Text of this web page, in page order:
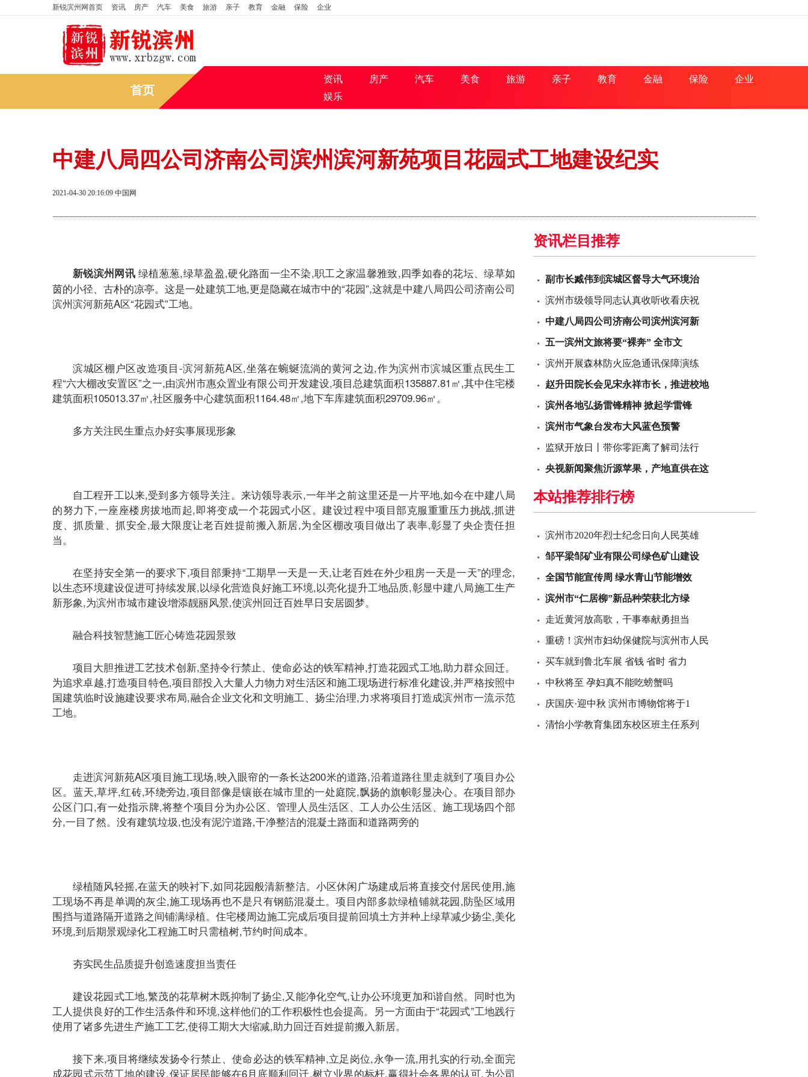
新锐滨州网首页 资讯 房产 汽车 美食 旅游 亲子 教育 金融 保险 企业
首页
资讯 房产 汽车 美食 旅游 亲子 教育 金融 保险
企业
娱乐
中建八局四公司济南公司滨州滨河新苑项目花园式工地建设纪实
2021-04-30 20:16:09 中国网
新锐滨州网讯绿植葱葱,绿草盈盈,硬化路面一尘不染,职工之家温馨雅致,四季如春的花坛、绿草如
茵的小径、古朴的凉亭。这是一处建筑工地,更是隐藏在城市中的“花园”,这就是中建八局四公司济南公司
滨州滨河新苑A区“花园式”工地。
滨城区棚户区改造项目-滨河新苑A区,坐落在蜿蜒流淌的黄河之边,作为滨州市滨城区重点民生工
程“六大棚改安置区”之一,由滨州市惠众置业有限公司开发建设,项目总建筑面积135887.81㎡,其中住宅楼
建筑面积105013.37㎡,社区服务中心建筑面积1164.48㎡,地下车库建筑面积29709.96㎡。
多方关注民生重点办好实事展现形象
自工程开工以来,受到多方领导关注。来访领导表示,一年半之前这里还是一片平地,如今在中建八局
的努力下,一座座楼房拔地而起,即将变成一个花园式小区。建设过程中项目部克服重重压力挑战,抓进
度、抓质量、抓安全,最大限度让老百姓提前搬入新居,为全区棚改项目做出了表率,彰显了央企责任担
当。
在坚持安全第一的要求下,项目部秉持“工期早一天是一天,让老百姓在外少租房一天是一天”的理念,
以生态环境建设促进可持续发展,以绿化营造良好施工环境,以亮化提升工地品质,彰显中建八局施工生产
新形象,为滨州市城市建设增添靓丽风景,使滨州回迁百姓早日安居圆梦。
融合科技智慧施工匠心铸造花园景致
项目大胆推进工艺技术创新,坚持令行禁止、使命必达的铁军精神,打造花园式工地,助力群众回迁。
为追求卓越,打造项目特色,项目部投入大量人力物力对生活区和施工现场进行标准化建设,并严格按照中
国建筑临时设施建设要求布局,融合企业文化和文明施工、扬尘治理,力求将项目打造成滨州市一流示范
工地。
走进滨河新苑A区项目施工现场,映入眼帘的一条长达200米的道路,沿着道路往里走就到了项目办公
区。蓝天,草坪,红砖,环绕旁边,项目部像是镶嵌在城市里的一处庭院,飘扬的旗帜彰显决心。在项目部办
公区门口,有一处指示牌,将整个项目分为办公区、管理人员生活区、工人办公生活区、施工现场四个部
分,一目了然。没有建筑垃圾,也没有泥泞道路,干净整洁的混凝土路面和道路两旁的
绿植随风轻摇,在蓝天的映衬下,如同花园般清新整洁。小区休闲广场建成后将直接交付居民使用,施
工现场不再是单调的灰尘,施工现场再也不是只有钢筋混凝土。项目内部多款绿植铺就花园,防坠区域用
围挡与道路隔开道路之间铺满绿植。住宅楼周边施工完成后项目提前回填土方并种上绿草减少扬尘,美化
环境,到后期景观绿化工程施工时只需植树,节约时间成本。
夯实民生品质提升创造速度担当责任
建设花园式工地,繁茂的花草树木既抑制了扬尘,又能净化空气,让办公环境更加和谐自然。同时也为
工人提供良好的工作生活条件和环境,这样他们的工作积极性也会提高。另一方面由于“花园式”工地践行
使用了诸多先进生产施工工艺,使得工期大大缩减,助力回迁百姓提前搬入新居。
接下来,项目将继续发扬令行禁止、使命必达的铁军精神,立足岗位,永争一流,用扎实的行动,全面完
成花园式示范工地的建设,保证居民能够在6月底顺利回迁,树立业界的标杆,赢得社会各界的认可,为公司
资讯栏目推荐
副市长臧伟到滨城区督导大气环境治
滨州市级领导同志认真收听收看庆祝
中建八局四公司济南公司滨州滨河新
五一滨州文旅将要“裸奔” 全市文
滨州开展森林防火应急通讯保障演练
赵升田院长会见宋永祥市长，推进校地
滨州各地弘扬雷锋精神 掀起学雷锋
滨州市气象台发布大风蓝色预警
监狱开放日丨带你零距离了解司法行
央视新闻聚焦沂源苹果，产地直供在这
本站推荐排行榜
滨州市2020年烈士纪念日向人民英雄
邹平梁邹矿业有限公司绿色矿山建设
全国节能宣传周 绿水青山节能增效
滨州市“仁居柳”新品种荣获北方绿
走近黄河放高歌，干事奉献勇担当
重磅！滨州市妇幼保健院与滨州市人民
买车就到鲁北车展 省钱 省时 省力
中秋将至 孕妇真不能吃螃蟹吗
庆国庆·迎中秋 滨州市博物馆将于1
清怡小学教育集团东校区班主任系列